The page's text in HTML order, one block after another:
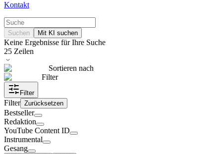
Kontakt
Suchen Mit KI suchen
Keine Ergebnisse für Ihre Suche
25 Zeilen
Sortieren nach
Filter
Filter
Filter Zurücksetzen
Bestseller
Redaktion
YouTube Content ID
Instrumental
Gesang